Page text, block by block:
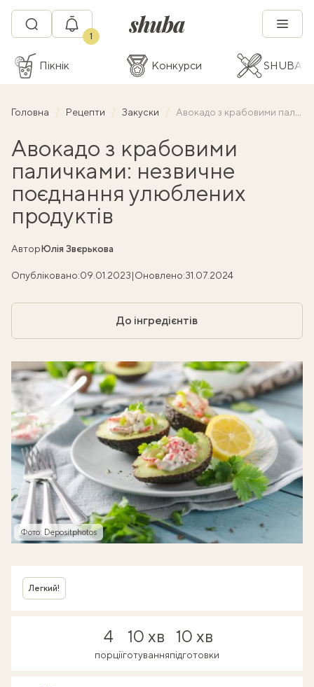
1
Пікнік Конкурси SHUBA
Головна Рецепти Закуски Авокадо з крабовими паличками: незвичне поєднання улюблених продуктів
Авокадо з крабовими
паличками: незвичне
поєднання улюблених
продуктів
АвторЮлія Звєрькова
Опубліковано:09.01.2023|Оновлено:31.07.2024
До інгредієнтів
Фото: Depositphotos
Легкий!
4
порції
10 хв
готування
10 хв
підготовки